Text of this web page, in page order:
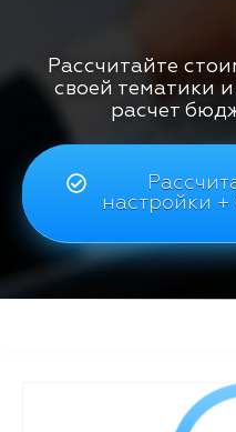
Рассчитайте
своей тематики
расчет
настройки +